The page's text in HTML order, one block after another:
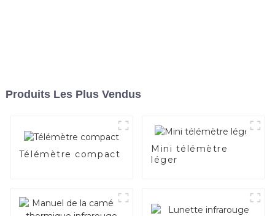
Produits Les Plus Vendus
Télémètre compact
Mini télémètre
léger